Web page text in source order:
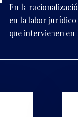
En la
en la labor jurídico
que intervienen en